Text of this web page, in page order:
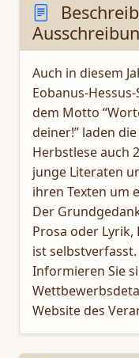
Auch in diesem
Eobanus-
dem Motto
deiner!” laden
Herbstlese auch
junge Literaten
ihren Texten um
Der
Prosa oder Lyrik,
ist
Informieren Sie
Website des